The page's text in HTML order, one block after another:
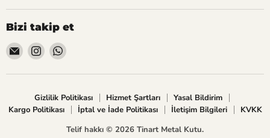
Bizi takip et
Bizi
posta&#39;de
Bizi
Instagram&#39;de
bul
Bizi
bul
Gizlilik Politikası Hizmet Şartları
Yasal Bildirim
Kargo Politikası
İptal ve İade Politikası İletişim Bilgileri
KVKK
Telif hakkı © 2026 Tinart Metal Kutu.